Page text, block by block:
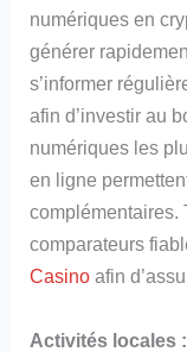
numériques en
générer
s’informer
afin d’investir au
numériques les
en ligne
complémentaires.
comparateurs
Casino afin
Activités locales